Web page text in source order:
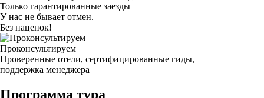
Только гарантированные заезды
У нас не бывает отмен.
Без наценок!
Проконсультируем
Проверенные отели, сертифицированные гиды,
поддержка менеджера
Программа тура